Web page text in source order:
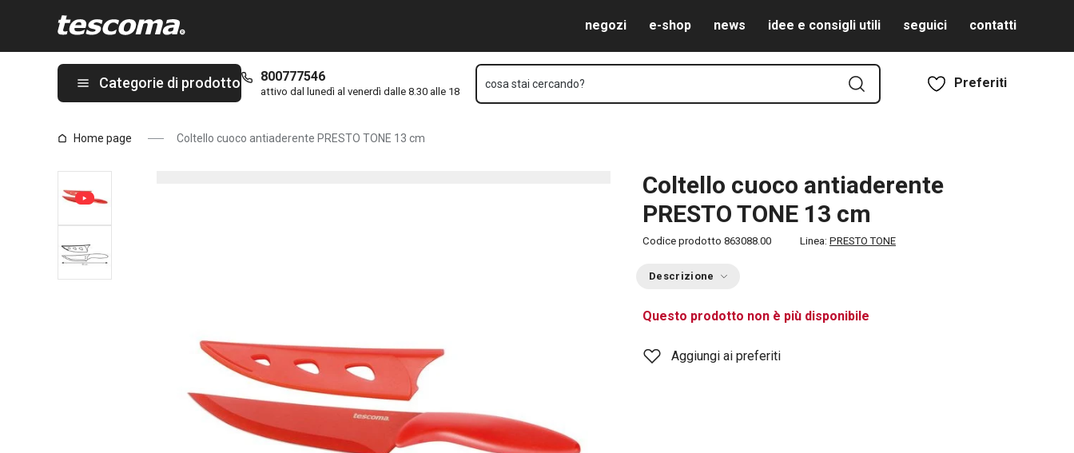
negozi e-shop news idee e consigli utili seguici contatti
Categorie di prodotto 800777546
attivo dal lunedì al venerdì dalle 8.30 alle 18
cosa stai cercando? Preferiti
Home page Coltello cuoco antiaderente PRESTO TONE 13 cm
Coltello cuoco antiaderente
PRESTO TONE 13 cm
Codice prodotto 863088.00 Linea: PRESTO TONE
Descrizione
Questo prodotto non è più disponibile
Aggiungi ai preferiti